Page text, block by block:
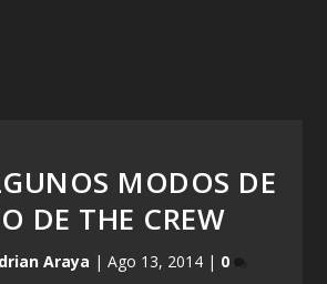
MODOS DE
DE THE CREW
Araya | Ago 13, 2014 | 0